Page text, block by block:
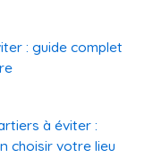
: guide complet
à éviter :
choisir votre lieu